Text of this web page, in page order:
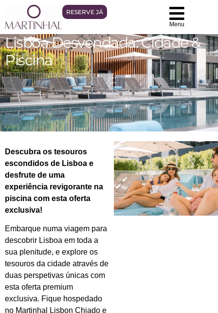
RESERVE JÁ
Menu
Lisboa Desvendada: Cidade &
Piscina
Descubra os tesouros
escondidos de Lisboa e
desfrute de uma
experiência revigorante na
piscina com esta oferta
exclusiva!
Embarque numa viagem para
descobrir Lisboa em toda a
sua plenitude, e explore os
tesouros da cidade através de
duas perspetivas únicas com
esta oferta premium
exclusiva. Fique hospedado
no Martinhal Lisbon Chiado e